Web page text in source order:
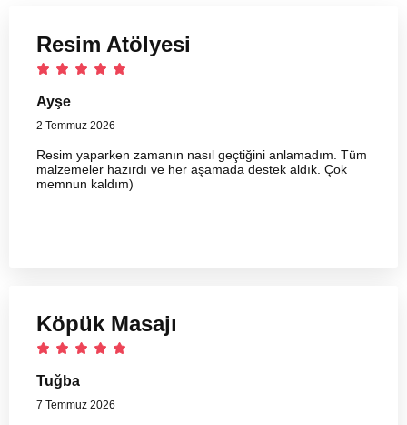
Resim Atölyesi
Ayşe
2 Temmuz 2026
Resim yaparken zamanın nasıl geçtiğini anlamadım. Tüm
malzemeler hazırdı ve her aşamada destek aldık. Çok
memnun kaldım)
Köpük Masajı
Tuğba
7 Temmuz 2026